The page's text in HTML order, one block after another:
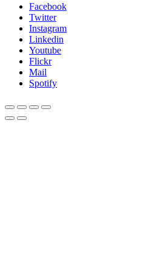
Facebook
Twitter
Instagram
Linkedin
Youtube
Flickr
Mail
Spotify